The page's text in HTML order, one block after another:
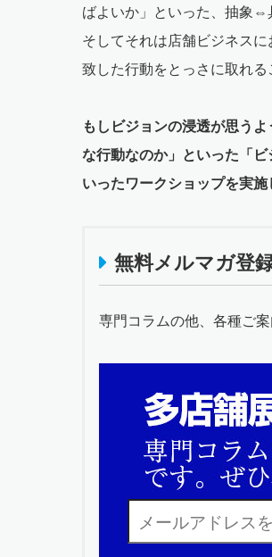
ばよいか」といった、抽象⇔
そしてそれは店舗ビジネス
致した行動をとっさに取れる
もしビジョンの浸透が思う
な行動なのか」といった「
いったワークショップを実施
無料メルマガ登
専門コラムの他、各種ご